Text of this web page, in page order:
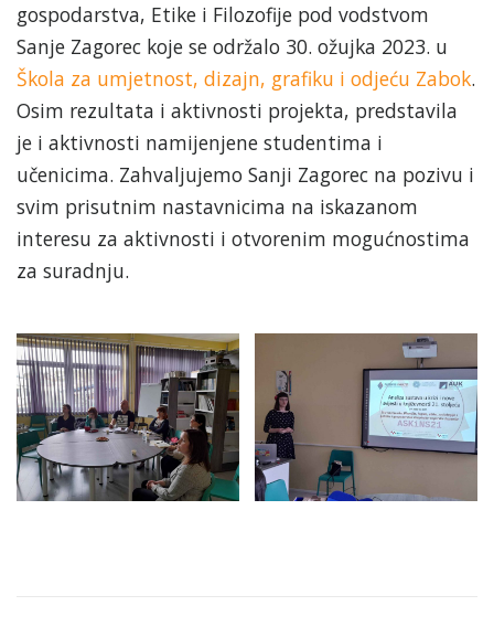
gospodarstva, Etike i Filozofije pod vodstvom
Sanje Zagorec koje se održalo 30. ožujka 2023. u
Škola za umjetnost, dizajn, grafiku i odjeću Zabok.
Osim rezultata i aktivnosti projekta, predstavila
je i aktivnosti namijenjene studentima i
učenicima. Zahvaljujemo Sanji Zagorec na pozivu i
svim prisutnim nastavnicima na iskazanom
interesu za aktivnosti i otvorenim mogućnostima
za suradnju.